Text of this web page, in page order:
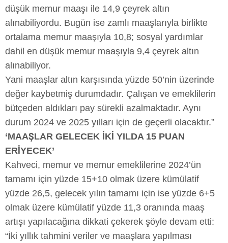
düşük memur maaşı ile 14,9 çeyrek altın
alınabiliyordu. Bugün ise zamlı maaşlarıyla birlikte
ortalama memur maaşıyla 10,8; sosyal yardımlar
dahil en düşük memur maaşıyla 9,4 çeyrek altın
alınabiliyor.
Yani maaşlar altın karşısında yüzde 50’nin üzerinde
değer kaybetmiş durumdadır. Çalışan ve emeklilerin
bütçeden aldıkları pay sürekli azalmaktadır. Aynı
durum 2024 ve 2025 yılları için de geçerli olacaktır.”
‘MAAŞLAR GELECEK İKİ YILDA 15 PUAN
ERİYECEK’
Kahveci, memur ve memur emeklilerine 2024’ün
tamamı için yüzde 15+10 olmak üzere kümülatif
yüzde 26,5, gelecek yılın tamamı için ise yüzde 6+5
olmak üzere kümülatif yüzde 11,3 oranında maaş
artışı yapılacağına dikkati çekerek şöyle devam etti:
“İki yıllık tahmini veriler ve maaşlara yapılması